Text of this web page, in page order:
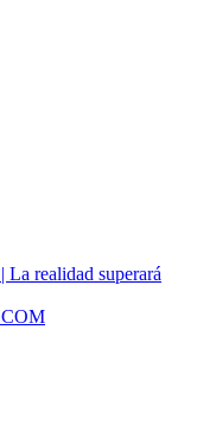
realidad superará